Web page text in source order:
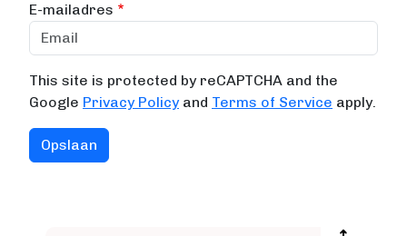
E-mailadres
This site is protected by reCAPTCHA and the
Google Privacy Policyand Terms of Service apply.